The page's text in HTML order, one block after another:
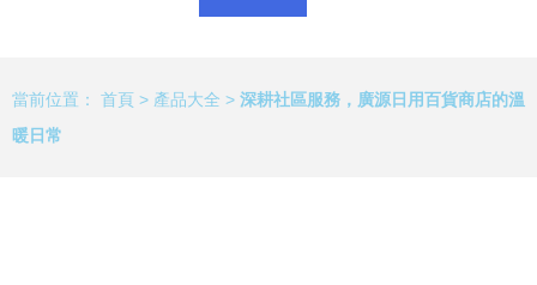
當前位置： 首頁 > 產品大全 > 深耕社區服務，廣源日用百貨商店的溫
暖日常